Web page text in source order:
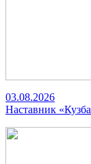
03.08.2026
Наставник